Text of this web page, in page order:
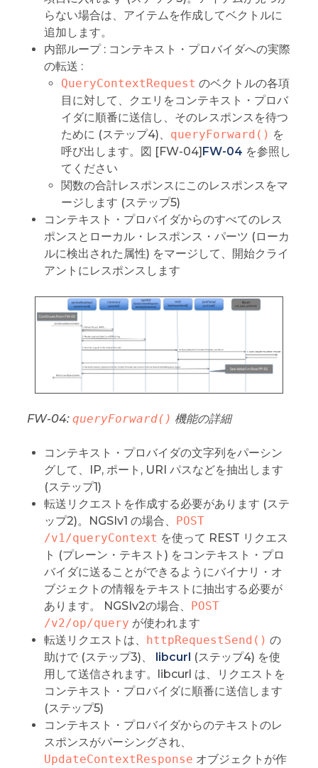
らない場合は、アイテムを作成してベクトルに
追加します。
内部ループ : コンテキスト・プロバイダへの実際
の転送 :
QueryContextRequest のベクトルの各項
目に対して、クエリをコンテキスト・プロバ
イダに順番に送信し、そのレスポンスを待つ
ために (ステップ4)、 queryForward() を
呼び出します。図 [FW-04]FW-04 を参照し
てください
関数の合計レスポンスにこのレスポンスをマ
ージします (ステップ5)
コンテキスト・プロバイダからのすべてのレス
ポンスとローカル・レスポンス・パーツ (ローカ
ルに検出された属性) をマージして、開始クライ
アントにレスポンスします
FW-04: queryForward() 機能の詳細
コンテキスト・プロバイダの文字列をパーシン
グして、IP, ポート, URI パスなどを抽出します
(ステップ1)
転送リクエストを作成する必要があります (ステ
ップ2)。NGSIv1 の場合、 POST
/v1/queryContext を使って REST リクエス
ト (プレーン・テキスト) をコンテキスト・プロ
バイダに送ることができるようにバイナリ・オ
ブジェクトの情報をテキストに抽出する必要が
あります。 NGSIv2の場合、 POST
/v2/op/query が使われます
転送リクエストは、 httpRequestSend() の
助けで (ステップ3)、 libcurl (ステップ4) を使
用して送信されます。libcurl は、リクエストを
コンテキスト・プロバイダに順番に送信します
(ステップ5)
コンテキスト・プロバイダからのテキストのレ
スポンスがパーシングされ、
UpdateContextResponse オブジェクトが作